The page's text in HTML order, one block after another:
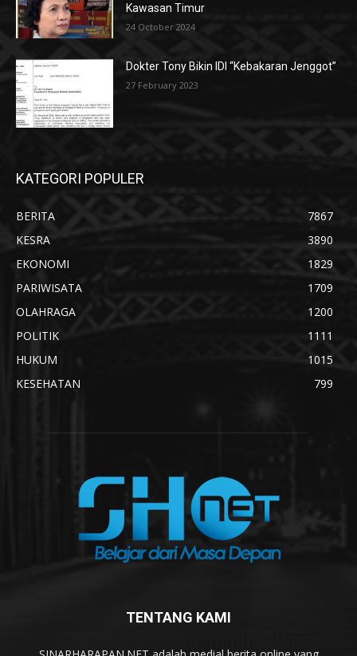
Kawasan Timur
24 October 2024
Dokter Tony Bikin IDI “Kebakaran Jenggot”
27 February 2023
KATEGORI POPULER
BERITA
7867
KESRA
3890
EKONOMI
1829
PARIWISATA
1709
OLAHRAGA
1200
POLITIK
1111
HUKUM
1015
KESEHATAN
799
TENTANG KAMI